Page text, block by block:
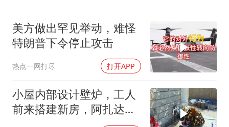
曹颖儿子首次演长剧
以军士兵把枪口对准中国记者
美方做出罕见举动，难怪
特朗普下令停止攻击
热点一网打尽 打开APP
小屋内部设计壁炉，工人
前来搭建新房，阿扎达思